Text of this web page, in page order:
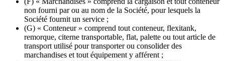
non fourni par ou au nom de la Société, pour lesquels la
Société fournit un service ;
(G) « Conteneur » comprend tout conteneur, flexitank,
remorque, citerne transportable, flat, palette ou tout article de
transport utilisé pour transporter ou consolider des
marchandises et tout équipement y afférent ;